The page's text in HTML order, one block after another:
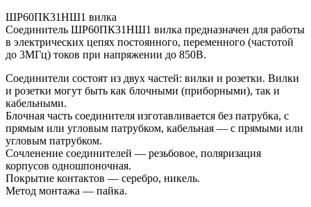
ШР60ПК31НШ1 вилка
Соединитель ШР60ПК31НШ1 вилка предназначен для работы
в электрических цепях постоянного, переменного (частотой
до 3МГц) токов при напряжении до 850В.
Соединители состоят из двух частей: вилки и розетки. Вилки
и розетки могут быть как блочными (приборными), так и
кабельными.
Блочная часть соединителя изготавливается без патрубка, с
прямым или угловым патрубком, кабельная — с прямыми или
угловым патрубком.
Сочленение соединителей — резьбовое, поляризация
корпусов одношпоночная.
Покрытие контактов — серебро, никель.
Метод монтажа — пайка.